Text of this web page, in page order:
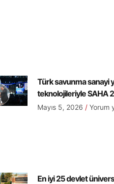
Türk savunma sanayi
teknolojileriyle SAHA
Mayıs 5, 2026 Yorum
En iyi 25 devlet